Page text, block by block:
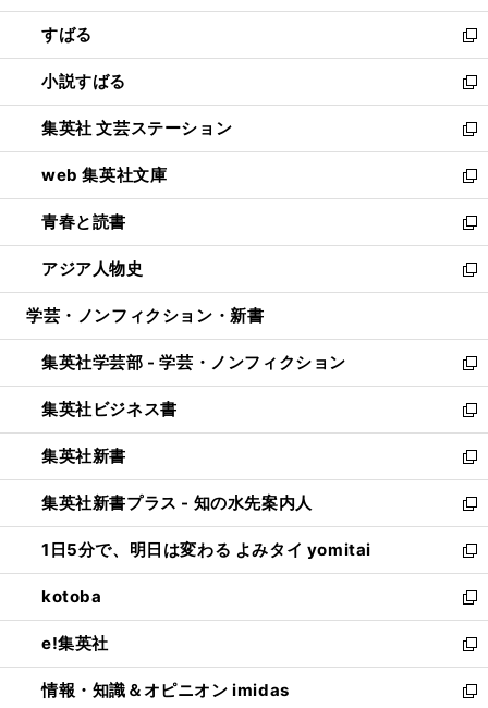
開
く
ウ
で
開
く
ン
ド
ウ
で
開
く
すばる
新
し
い
ウ
ィ
ン
ド
ウ
で
開
く
小説すばる
新
し
い
ウ
ィ
ン
ド
ウ
で
開
集英社 文芸ステーション
新
し
い
ウ
ィ
ン
ド
ウ
開
く
web 集英社文庫
新
し
い
ウ
ィ
ン
ウ
で
開
く
青春と読書
新
し
い
ウ
ン
ド
ウ
で
開
く
アジア人物史
新
し
ウ
ィ
ン
ド
ウ
で
開
く
学芸・ノンフィクション・新書
集英社学芸部 - 学芸・ノンフィクション
新
し
い
ウ
ィ
ン
ド
ウ
で
開
く
集英社ビジネス書
新
し
い
ウ
ィ
ン
ド
ウ
で
開
く
集英社新書
新
し
い
ウ
ィ
ン
ド
ウ
で
開
く
集英社新書プラス - 知の水先案内人
新
し
い
ウ
ィ
ン
ド
ウ
で
1日5分で、明日は変わる よみタイ yomitai
新
し
い
ウ
ィ
ン
ド
kotoba
新
し
い
ウ
ィ
e!集英社
新
し
い
情報・知識＆オピニオン imidas
新